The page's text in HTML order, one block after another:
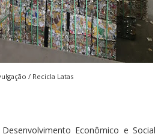
/ Recicla Latas
Econômico e Social